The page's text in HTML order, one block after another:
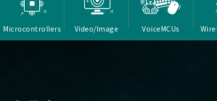
Microcontrollers Video/Image VoiceMCUs